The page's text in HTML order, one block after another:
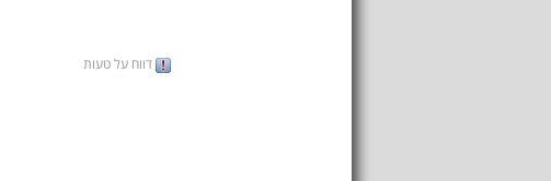
דווח על טעות